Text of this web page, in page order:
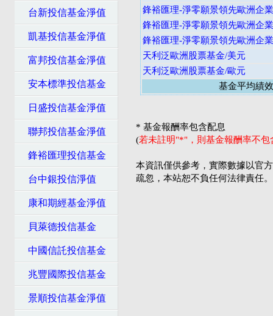
台新投信基金淨值
凱基投信基金淨值
富邦投信基金淨值
安本標準投信基金
日盛投信基金淨值
聯邦投信基金淨值
鋒裕匯理投信基金
台中銀投信淨值
康和期經基金淨值
貝萊德投信基金
中國信託投信基金
兆豐國際投信基金
景順投信基金淨值
鋒裕匯理-淨零願景領先歐洲企
鋒裕匯理-淨零願景領先歐洲企
鋒裕匯理-淨零願景領先歐洲企
天利泛歐洲股票基金/美元
天利泛歐洲股票基金/歐元
基金平均績效
* 基金報酬率包含配息
(若未註明"*"，則基金報酬率不
本資訊僅供參考，實際數據以官
疏忽，本站恕不負任何法律責任。